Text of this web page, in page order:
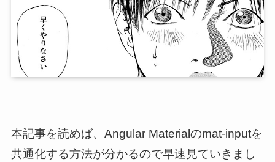
本記事を読めば、Angular Materialのmat-inputを
共通化する方法が分かるので早速見ていきまし